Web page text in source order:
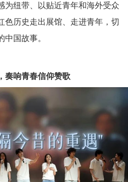
为纽带、以贴近青年和海外受众
色历史走出展馆、走进青年，切
国故事。
奏响青春信仰赞歌